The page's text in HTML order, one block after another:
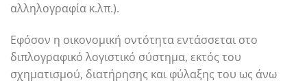
αλληλογραφία κ.λπ.).
Εφόσον η οικονομική οντότητα εντάσσεται στο
διπλογραφικό λογιστικό σύστημα, εκτός του
σχηματισμού, διατήρησης και φύλαξης του ως άνω